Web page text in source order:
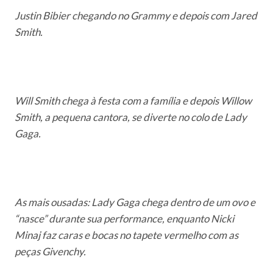
Justin Bibier chegando no Grammy e depois com Jared
Smith.
Will Smith chega à festa com a família e depois Willow
Smith, a pequena cantora, se diverte no colo de Lady
Gaga.
As mais ousadas: Lady Gaga chega dentro de um ovo e
“nasce” durante sua performance, enquanto Nicki
Minaj faz caras e bocas no tapete vermelho com as
peças Givenchy.